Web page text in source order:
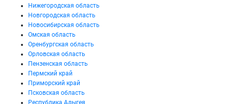
Нижегородская область
Новгородская область
Новосибирская область
Омская область
Оренбургская область
Орловская область
Пензенская область
Пермский край
Приморский край
Псковская область
Республика Адыгея